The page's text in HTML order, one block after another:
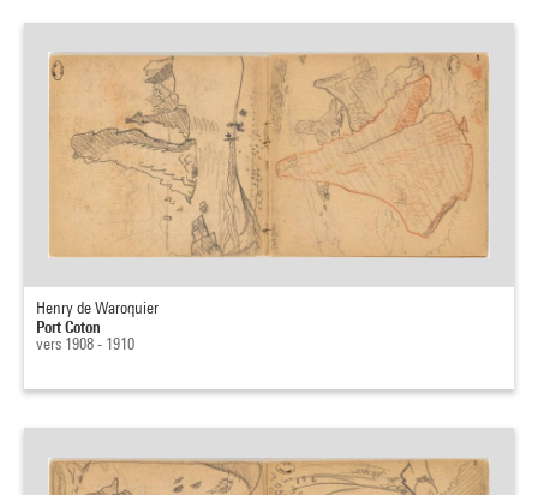
Henry de Waroquier
Port Coton
vers 1908 - 1910